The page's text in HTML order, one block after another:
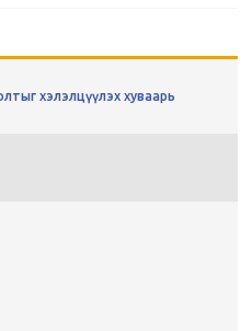
хэлэлцүүлэх хуваарь